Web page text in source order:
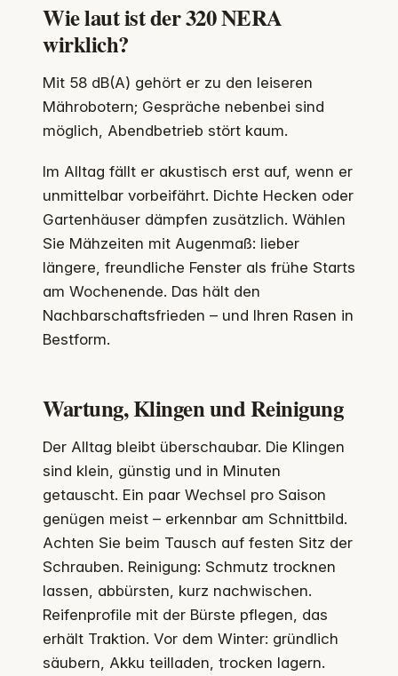
Wie laut ist der 320 NERA
wirklich?
Mit 58 dB(A) gehört er zu den leiseren
Mährobotern; Gespräche nebenbei sind
möglich, Abendbetrieb stört kaum.
Im Alltag fällt er akustisch erst auf, wenn er
unmittelbar vorbeifährt. Dichte Hecken oder
Gartenhäuser dämpfen zusätzlich. Wählen
Sie Mähzeiten mit Augenmaß: lieber
längere, freundliche Fenster als frühe Starts
am Wochenende. Das hält den
Nachbarschaftsfrieden – und Ihren Rasen in
Bestform.
Wartung, Klingen und Reinigung
Der Alltag bleibt überschaubar. Die Klingen
sind klein, günstig und in Minuten
getauscht. Ein paar Wechsel pro Saison
genügen meist – erkennbar am Schnittbild.
Achten Sie beim Tausch auf festen Sitz der
Schrauben. Reinigung: Schmutz trocknen
lassen, abbürsten, kurz nachwischen.
Reifenprofile mit der Bürste pflegen, das
erhält Traktion. Vor dem Winter: gründlich
säubern, Akku teilladen, trocken lagern.